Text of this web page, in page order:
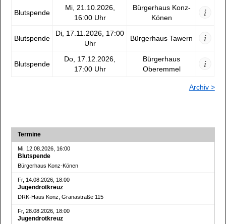
Blutspende
Mi, 21.10.2026,
16:00 Uhr
Bürgerhaus Konz-
Könen
i
Blutspende
Di, 17.11.2026, 17:00
Uhr
Bürgerhaus Tawern i
Blutspende
Do, 17.12.2026,
17:00 Uhr
Bürgerhaus
Oberemmel
i
Archiv >
Termine
Mi, 12.08.2026, 16:00
Blutspende
Bürgerhaus Konz-Könen
Fr, 14.08.2026, 18:00
Jugendrotkreuz
DRK-Haus Konz, Granastraße 115
Fr, 28.08.2026, 18:00
Jugendrotkreuz